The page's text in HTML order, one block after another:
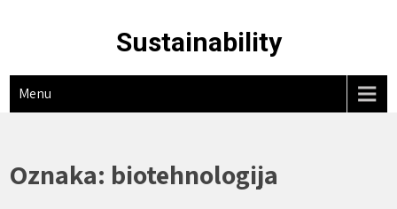
Sustainability
Menu
Oznaka: biotehnologija